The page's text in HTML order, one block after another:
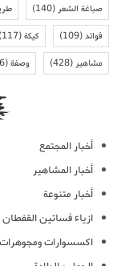
صباغة الشعر(140)
فوائد(109) كيكة(117)
مشاهير(428) وصفة(156)
أخبار المجتمع
أخبار المشاهير
أخبار متنوعة
ازياء فساتين القفطان
اكسسوارات